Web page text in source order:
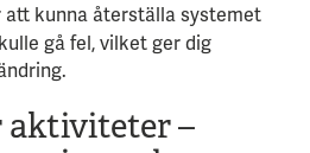
att kunna återställa systemet
gå fel, vilket ger dig
aktiviteter –